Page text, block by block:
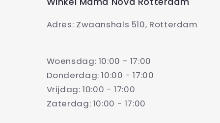
Adres: Zwaanshals 510, Rotterdam
Woensdag: 10:00 - 17:00
Donderdag: 10:00 - 17:00
Vrijdag: 10:00 - 17:00
Zaterdag: 10:00 - 17:00